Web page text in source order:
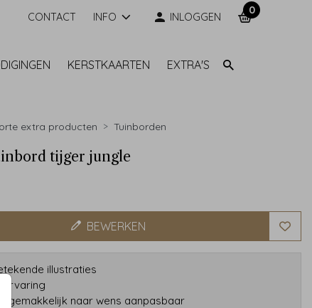
CONTACT INFO INLOGGEN
0
KERSTKAARTEN EXTRA'S
extra producten Tuinborden
tijger jungle
BEWERKEN
illustraties
ervaring
gemakkelijk naar wens aanpasbaar